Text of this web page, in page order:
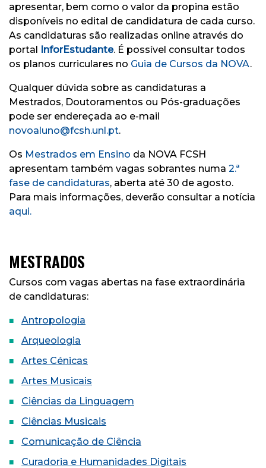
apresentar, bem como o valor da propina estão
disponíveis no edital de candidatura de cada curso.
As candidaturas são realizadas online através do
portal InforEstudante. É possível consultar todos
os planos curriculares no Guia de Cursos da NOVA.
Qualquer dúvida sobre as candidaturas a
Mestrados, Doutoramentos ou Pós-graduações
pode ser endereçada ao e-mail
novoaluno@fcsh.unl.pt.
Os Mestrados em Ensino da NOVA FCSH
apresentam também vagas sobrantes numa 2.ª
fase de candidaturas, aberta até 30 de agosto.
Para mais informações, deverão consultar a notícia
aqui.
MESTRADOS
Cursos com vagas abertas na fase extraordinária
de candidaturas:
Antropologia
Arqueologia
Artes Cénicas
Artes Musicais
Ciências da Linguagem
Ciências Musicais
Comunicação de Ciência
Curadoria e Humanidades Digitais